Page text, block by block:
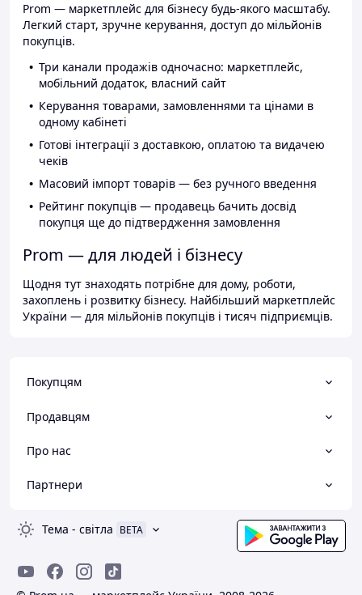
Prom — маркетплейс для бізнесу будь-якого масштабу.
Легкий старт, зручне керування, доступ до мільйонів
покупців.
Три канали продажів одночасно: маркетплейс,
мобільний додаток, власний сайт
Керування товарами, замовленнями та цінами в
одному кабінеті
Готові інтеграції з доставкою, оплатою та видачею
чеків
Масовий імпорт товарів — без ручного введення
Рейтинг покупців — продавець бачить досвід
покупця ще до підтвердження замовлення
Prom — для людей і бізнесу
Щодня тут знаходять потрібне для дому, роботи,
захоплень і розвитку бізнесу. Найбільший маркетплейс
України — для мільйонів покупців і тисяч підприємців.
Покупцям
Продавцям
Про нас
Партнери
Тема - світла BETA